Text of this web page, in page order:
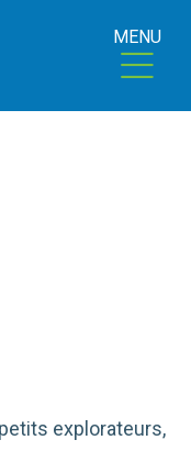
MENU
explorateurs,